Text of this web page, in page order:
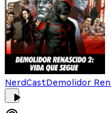
NerdCastDemolidor